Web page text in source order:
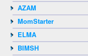
AZAM
MomStarter
ELMA
BIMSH